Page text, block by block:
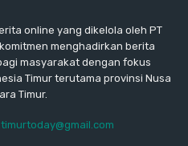
online yang dikelola oleh PT
menghadirkan berita
masyarakat dengan fokus
Timur terutama provinsi Nusa
Timur.